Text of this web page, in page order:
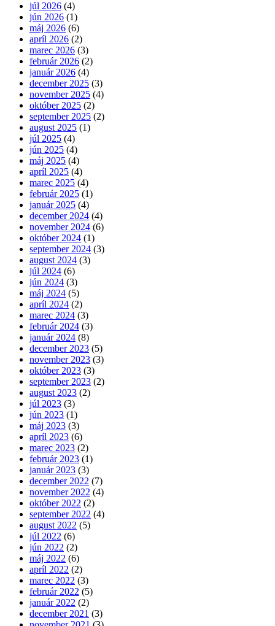
júl 2026 (4)
jún 2026 (1)
máj 2026 (6)
apríl 2026 (2)
marec 2026 (3)
február 2026 (2)
január 2026 (4)
december 2025 (3)
november 2025 (4)
október 2025 (2)
september 2025 (2)
august 2025 (1)
júl 2025 (4)
jún 2025 (4)
máj 2025 (4)
apríl 2025 (4)
marec 2025 (4)
február 2025 (1)
január 2025 (4)
december 2024 (4)
november 2024 (6)
október 2024 (1)
september 2024 (3)
august 2024 (3)
júl 2024 (6)
jún 2024 (3)
máj 2024 (5)
apríl 2024 (2)
marec 2024 (3)
február 2024 (3)
január 2024 (8)
december 2023 (5)
november 2023 (3)
október 2023 (3)
september 2023 (2)
august 2023 (2)
júl 2023 (3)
jún 2023 (1)
máj 2023 (3)
apríl 2023 (6)
marec 2023 (2)
február 2023 (1)
január 2023 (3)
december 2022 (7)
november 2022 (4)
október 2022 (2)
september 2022 (4)
august 2022 (5)
júl 2022 (6)
jún 2022 (2)
máj 2022 (6)
apríl 2022 (2)
marec 2022 (3)
február 2022 (5)
január 2022 (2)
december 2021 (3)